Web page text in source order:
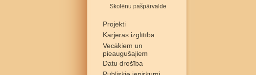
Skolēnu pašpārvalde
Projekti
Karjeras izglītība
Vecākiem un
pieaugušajiem
Datu drošība